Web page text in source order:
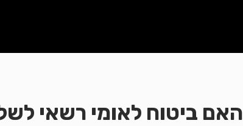
האם ביטוח לאומי רשאי